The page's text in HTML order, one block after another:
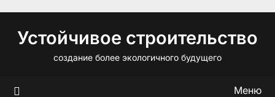
содержимому
Устойчивое строительство
создание более экологичного будущего
Меню